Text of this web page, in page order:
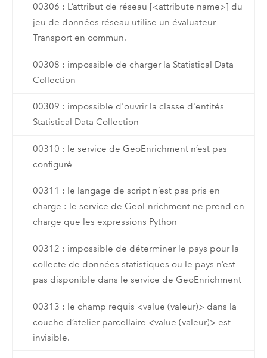
00306 : L’attribut de réseau [<attribute name>] du
jeu de données réseau utilise un évaluateur
Transport en commun.
00308 : impossible de charger la Statistical Data
Collection
00309 : impossible d'ouvrir la classe d'entités
Statistical Data Collection
00310 : le service de GeoEnrichment n’est pas
configuré
00311 : le langage de script n’est pas pris en
charge : le service de GeoEnrichment ne prend en
charge que les expressions Python
00312 : impossible de déterminer le pays pour la
collecte de données statistiques ou le pays n’est
pas disponible dans le service de GeoEnrichment
00313 : le champ requis <value (valeur)> dans la
couche d’atelier parcellaire <value (valeur)> est
invisible.